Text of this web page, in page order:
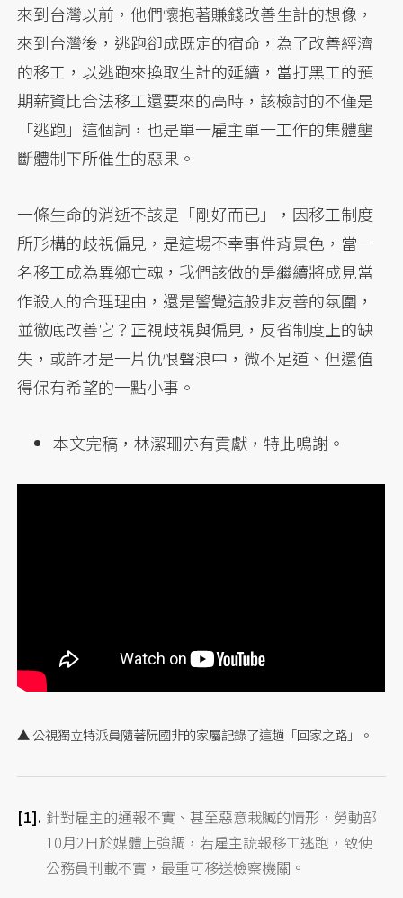
來到台灣以前，他們懷抱著賺錢改善生計的想像，
來到台灣後，逃跑卻成既定的宿命，為了改善經濟
的移工，以逃跑來換取生計的延續，當打黑工的預
期薪資比合法移工還要來的高時，該檢討的不僅是
「逃跑」這個詞，也是單一雇主單一工作的集體壟
斷體制下所催生的惡果。
一條生命的消逝不該是「剛好而已」，因移工制度
所形構的歧視偏見，是這場不幸事件背景色，當一
名移工成為異鄉亡魂，我們該做的是繼續將成見當
作殺人的合理理由，還是警覺這般非友善的氛圍，
並徹底改善它？正視歧視與偏見，反省制度上的缺
失，或許才是一片仇恨聲浪中，微不足道、但還值
得保有希望的一點小事。
本文完稿，林潔珊亦有貢獻，特此鳴謝。
▲ 公視獨立特派員隨著阮國非的家屬記錄了這趟「回家之路」。
針對雇主的通報不實、甚至惡意栽贓的情形，勞動部
10月2日於媒體上強調，若雇主謊報移工逃跑，致使
公務員刊載不實，最重可移送檢察機關。